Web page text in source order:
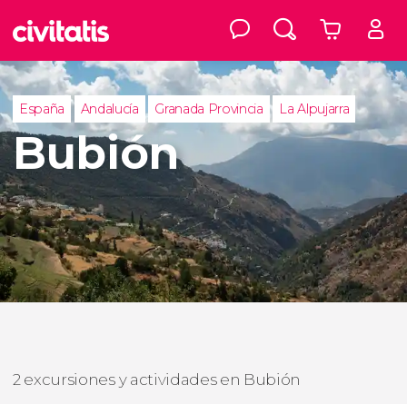
España Andalucía Granada Provincia La Alpujarra
Bubión
2 excursiones y actividades en Bubión